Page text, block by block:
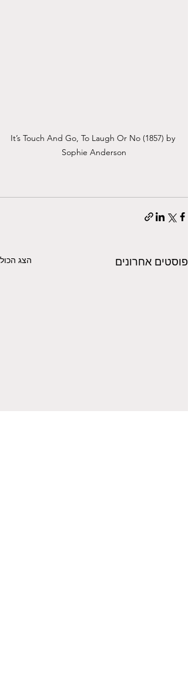
It’s Touch And Go, To Laugh Or No (1857) by
Sophie Anderson
פוסטים אחרונים הצג הכול